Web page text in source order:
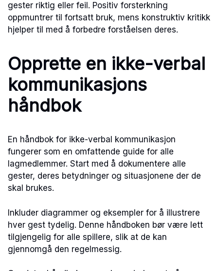
gester riktig eller feil. Positiv forsterkning
oppmuntrer til fortsatt bruk, mens konstruktiv kritikk
hjelper til med å forbedre forståelsen deres.
Opprette en ikke-verbal
kommunikasjons
håndbok
En håndbok for ikke-verbal kommunikasjon
fungerer som en omfattende guide for alle
lagmedlemmer. Start med å dokumentere alle
gester, deres betydninger og situasjonene der de
skal brukes.
Inkluder diagrammer og eksempler for å illustrere
hver gest tydelig. Denne håndboken bør være lett
tilgjengelig for alle spillere, slik at de kan
gjennomgå den regelmessig.